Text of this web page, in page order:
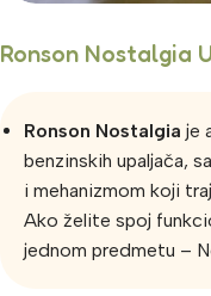
Ronson Nostalgia
Ronson Nostalgia je
benzinskih upaljača,
i mehanizmom koji
Ako želite spoj
jednom predmetu –